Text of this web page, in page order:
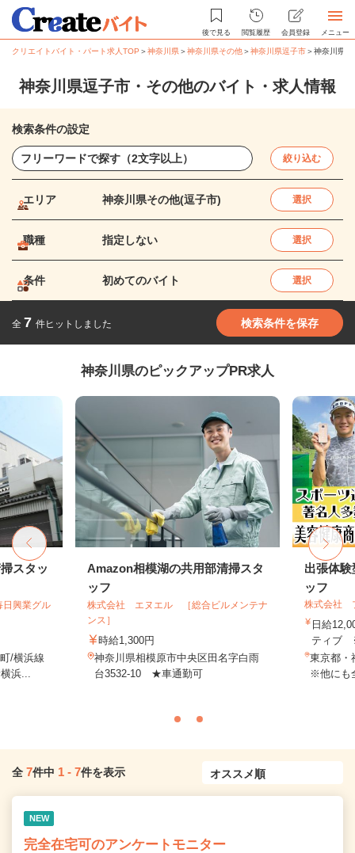
後で見る 閲覧履歴 会員登録 メニュー
クリエイトバイト・パート求人TOP ＞神奈川県＞神奈川県その他＞神奈川県逗子市＞神奈川県
神奈川県逗子市・その他のバイト・求人情報
検索条件の設定
絞り込む
エリア 神奈川県その他(逗子市) 選択
職種 指定しない 選択
条件 初めてのバイト 選択
全 7 件ヒットしました 検索条件を保存
神奈川県のピックアップPR求人
スタッ
興業グル
/横浜線
浜...
Amazon相模湖の共用部清掃スタ
ッフ
株式会社 エヌエル ［総合ビルメンテナ
ンス］
時給1,300円
神奈川県相模原市中央区田名字白雨
台3532-10 ★車通勤可
出張体
ッフ
株式会社
日給
ティブ
東京都・
※他にも
全 7件中 1 - 7件を表示
NEW
完全在宅可のアンケートモニター